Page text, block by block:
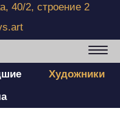
40/2, строение 2
Художники